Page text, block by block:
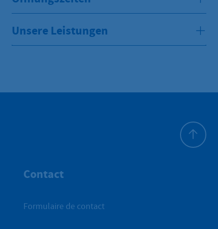
Unsere Leistungen
Contact
Formulaire de contact